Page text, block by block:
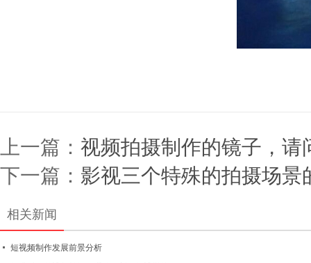
上一篇： 视频拍摄制作的镜子，请
下一篇： 影视三个特殊的拍摄场景
相关新闻
短视频制作发展前景分析